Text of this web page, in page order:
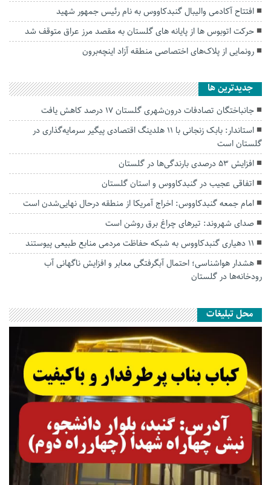
افتتاح آکادمی والیبال گنبدکاووس به نام رئیس جمهور شهید
حرکت اتوبوس ها از پایانه های گلستان به مقصد مرز عراق متوقف شد
رونمایی از پلاک‌های اختصاصی منطقه آزاد اینچه‌برون
جديدترين ها
جانباختگان تصادفات درون‌شهری گلستان ۱۷ درصد کاهش یافت
استاندار: بابک زنجانی با ۱۱ هلدینگ اقتصادی پیگیر سرمایه‌گذاری در
گلستان است
افزایش ۵۳ درصدی بارندگی‌ها در گلستان
اتفاقی عجیب در‌ گنبدکاووس و استان گلستان
امام جمعه گنبدکاووس: اخراج آمریکا از منطقه درحال نهایی‌شدن است
صدای شهروند: تیرهای چراغ برق روشن است
۱۱ دهیاری گنبدکاووس به شبکه حفاظت مردمی منابع طبیعی پیوستند
هشدار هواشناسی؛ احتمال آبگرفتگی معابر و افزایش ناگهانی آب
رودخانه‌ها در گلستان
محل تبلیغات